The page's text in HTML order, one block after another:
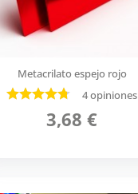
Metacrilato espejo rojo
4 opiniones
3,68 €